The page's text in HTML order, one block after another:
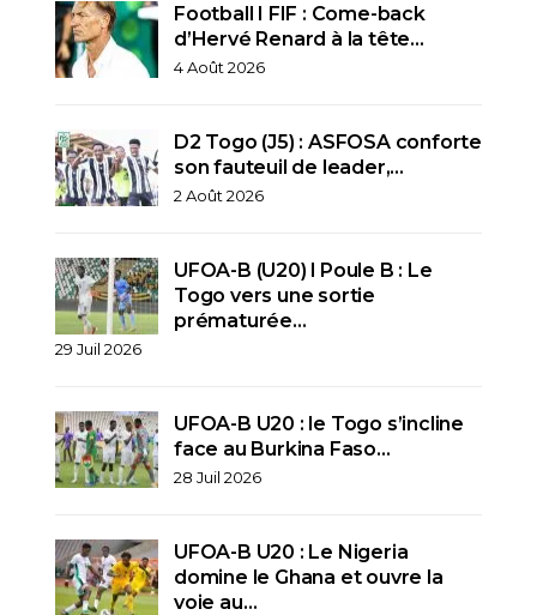
Football I FIF : Come-back
d’Hervé Renard à la tête…
4 Août 2026
D2 Togo (J5) : ASFOSA conforte
son fauteuil de leader,…
2 Août 2026
UFOA-B (U20) l Poule B : Le
Togo vers une sortie
prématurée…
29 Juil 2026
UFOA-B U20 : le Togo s’incline
face au Burkina Faso…
28 Juil 2026
UFOA-B U20 : Le Nigeria
domine le Ghana et ouvre la
voie au…